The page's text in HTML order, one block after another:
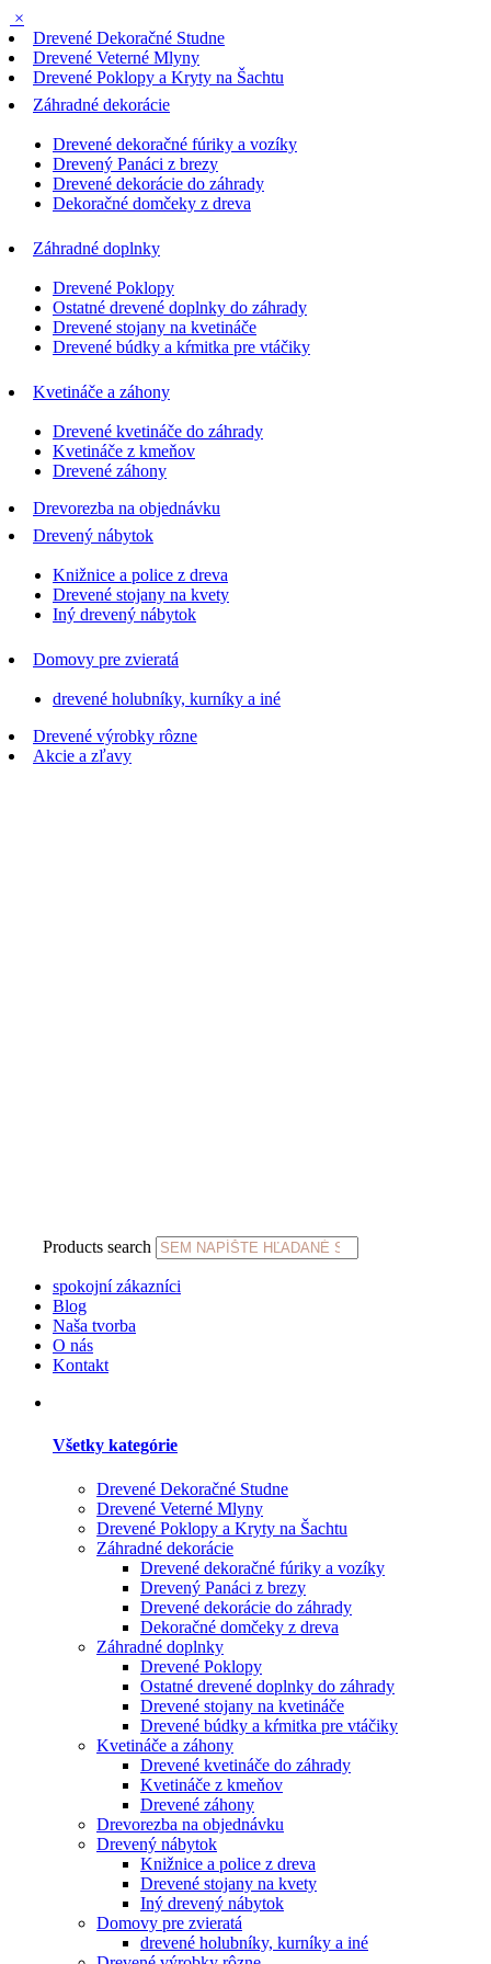
×
Drevené Dekoračné Studne
Drevené Veterné Mlyny
Drevené Poklopy a Kryty na Šachtu
Záhradné dekorácie
Drevené dekoračné fúriky a vozíky
Drevený Panáci z brezy
Drevené dekorácie do záhrady
Dekoračné domčeky z dreva
Záhradné doplnky
Drevené Poklopy
Ostatné drevené doplnky do záhrady
Drevené stojany na kvetináče
Drevené búdky a kŕmitka pre vtáčiky
Kvetináče a záhony
Drevené kvetináče do záhrady
Kvetináče z kmeňov
Drevené záhony
Drevorezba na objednávku
Drevený nábytok
Knižnice a police z dreva
Drevené stojany na kvety
Iný drevený nábytok
Domovy pre zvieratá
drevené holubníky, kurníky a iné
Drevené výrobky rôzne
Akcie a zľavy
Products search
spokojní zákazníci
Blog
Naša tvorba
O nás
Kontakt
Všetky kategórie
Drevené Dekoračné Studne
Drevené Veterné Mlyny
Drevené Poklopy a Kryty na Šachtu
Záhradné dekorácie
Drevené dekoračné fúriky a vozíky
Drevený Panáci z brezy
Drevené dekorácie do záhrady
Dekoračné domčeky z dreva
Záhradné doplnky
Drevené Poklopy
Ostatné drevené doplnky do záhrady
Drevené stojany na kvetináče
Drevené búdky a kŕmitka pre vtáčiky
Kvetináče a záhony
Drevené kvetináče do záhrady
Kvetináče z kmeňov
Drevené záhony
Drevorezba na objednávku
Drevený nábytok
Knižnice a police z dreva
Drevené stojany na kvety
Iný drevený nábytok
Domovy pre zvieratá
drevené holubníky, kurníky a iné